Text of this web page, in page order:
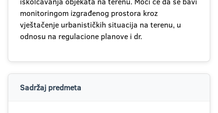
monitoringom izgrađenog prostora kroz
vještačenje urbanističkih situacija na terenu, u
odnosu na regulacione planove i dr.
Sadržaj predmeta